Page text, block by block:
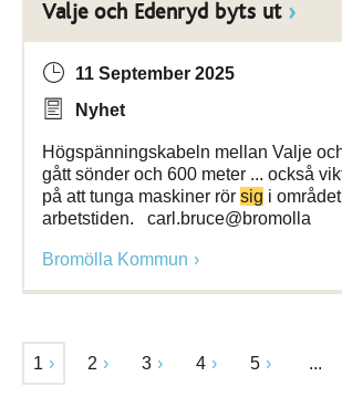
Valje och Edenryd byts ut
11 September 2025
Nyhet
Högspänningskabeln mellan Valje
gått sönder och 600 meter ... också
på att tunga maskiner rör sig i
arbetstiden. carl.bruce@bromolla
Bromölla Kommun
1 2 3 4 5 ...